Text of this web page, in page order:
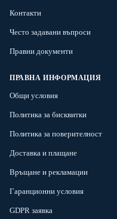
Контакти
Често задавани въпроси
Правни документи
ПРАВНА ИНФОРМАЦИЯ
Общи условия
Политика за бисквитки
Политика за поверителност
Доставка и плащане
Връщане и рекламации
Гаранционни условия
GDPR заявка